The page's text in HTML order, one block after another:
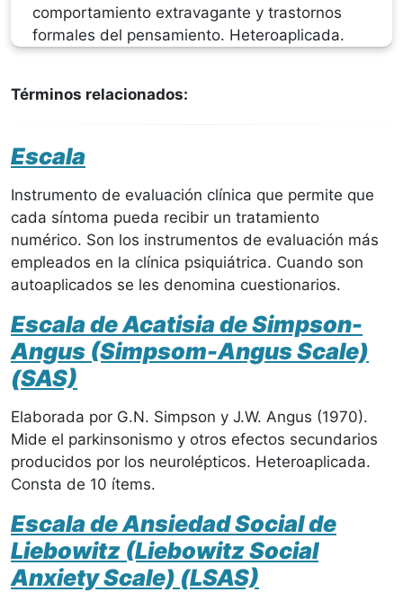
comportamiento extravagante y trastornos
formales del pensamiento. Heteroaplicada.
Términos relacionados:
Escala
Instrumento de evaluación clínica que permite que
cada síntoma pueda recibir un tratamiento
numérico. Son los instrumentos de evaluación más
empleados en la clínica psiquiátrica. Cuando son
autoaplicados se les denomina cuestionarios.
Escala de Acatisia de Simpson-
Angus (Simpsom-Angus Scale)
(SAS)
Elaborada por G.N. Simpson y J.W. Angus (1970).
Mide el parkinsonismo y otros efectos secundarios
producidos por los neurolépticos. Heteroaplicada.
Consta de 10 ítems.
Escala de Ansiedad Social de
Liebowitz (Liebowitz Social
Anxiety Scale) (LSAS)